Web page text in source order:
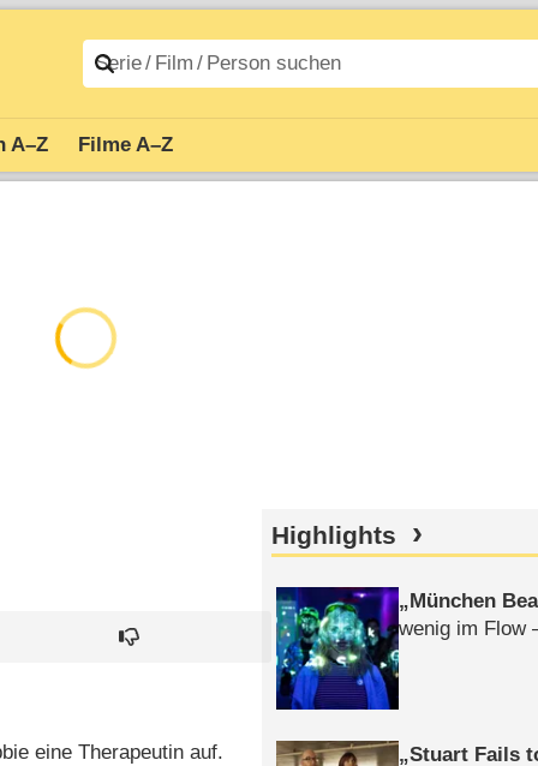
A–Z Filme A–Z
eine Therapeutin auf.
Highlights
München
wenig im Flow
Stuart Fails